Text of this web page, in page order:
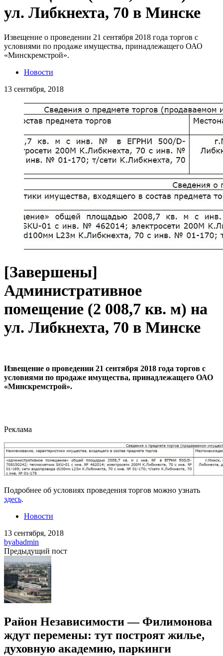
ул. Либкнехта, 70 в Минске
Извещение о проведении 21 сентября 2018 года торгов с
условиями по продаже имущества, принадлежащего ОАО
«Минскремстрой».
Новости
13 сентября, 2018
[Завершены]
Административное
помещение (2 008,7 кв. м) на
ул. Либкнехта, 70 в Минске
Извещение о проведении 21 сентября 2018 года торгов с
условиями по продаже имущества, принадлежащего ОАО
«Минскремстрой».
Реклама
Подробнее об условиях проведения торгов можно узнать
здесь.
Новости
13 сентября, 2018
byabadmin
Предыдущий пост
Район Независимости — Филимонова
ждут перемены: тут построят жилье,
духовную академию, паркинги